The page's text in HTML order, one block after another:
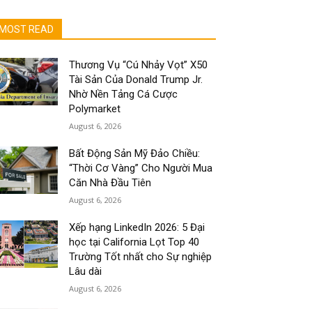
MOST READ
Thương Vụ “Cú Nhảy Vọt” X50
Tài Sản Của Donald Trump Jr.
Nhờ Nền Tảng Cá Cược
Polymarket
August 6, 2026
Bất Động Sản Mỹ Đảo Chiều:
“Thời Cơ Vàng” Cho Người Mua
Căn Nhà Đầu Tiên
August 6, 2026
Xếp hạng LinkedIn 2026: 5 Đại
học tại California Lọt Top 40
Trường Tốt nhất cho Sự nghiệp
Lâu dài
August 6, 2026